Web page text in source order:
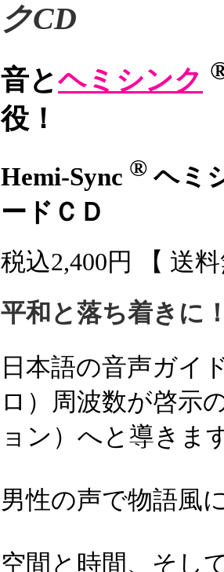
クCD
音とヘミシンク
役！
Hemi-Sync ® ヘミ
ードＣＤ
税込2,400円 【 送
平和と落ち着きに
日本語の音声ガイ
ロ）周波数が啓示
ョン）へと導きま
男性の声で物語風
空間と時間、そし